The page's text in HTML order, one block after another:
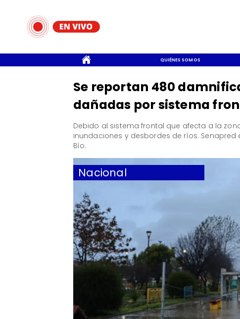
QUIÉNES SOMOS
Nacional
Se reportan 480
dañadas por sistema
Debido al sistema frontal que afecta a la
inundaciones y desbordes de ríos.
Bío.